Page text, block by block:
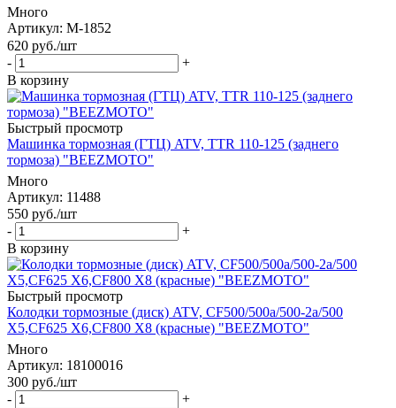
Много
Артикул: M-1852
620 руб./шт
-
+
В корзину
Быстрый просмотр
Машинка тормозная (ГТЦ) ATV, TTR 110-125 (заднего
тормоза) "BEEZMOTO"
Много
Артикул: 11488
550 руб./шт
-
+
В корзину
Быстрый просмотр
Колодки тормозные (диск) ATV, CF500/500a/500-2a/500
X5,CF625 X6,CF800 X8 (красные) "BEEZMOTO"
Много
Артикул: 18100016
300 руб./шт
-
+